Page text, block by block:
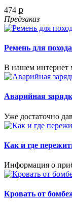
474 ք
Предзаказ
Ремень для
В нашем интернет
Аварийная
Уже достаточно
Как и где
Информация о
Кровать от